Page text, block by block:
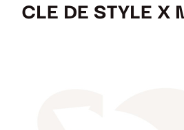
CLE DE STYLE X